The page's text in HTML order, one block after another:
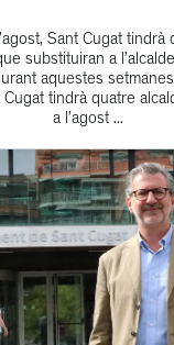
Get
to
this
Sant Cugat tindrà
substituiran a
aquestes setmanes
tindrà quatre
a l’agost ...